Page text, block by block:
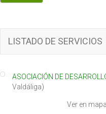
LISTADO DE SERVICIOS
ASOCIACIÓN DE
Valdáliga)
Ver en mapa